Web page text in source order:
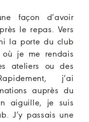
façon d’avoir
le repas. Vers
la porte du club
où je me rendais
ateliers ou des
j’ai
auprès du
aiguille, je suis
J’y passais une